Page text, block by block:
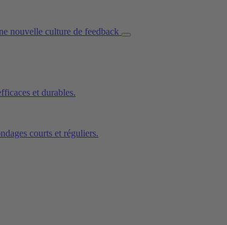
et durables.
courts et réguliers.